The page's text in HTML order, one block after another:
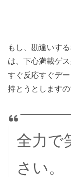
もし、勘違いす
は 、下心満載ゲ
すぐ反応すぐデ
持とうとしますの
全力で
さい。